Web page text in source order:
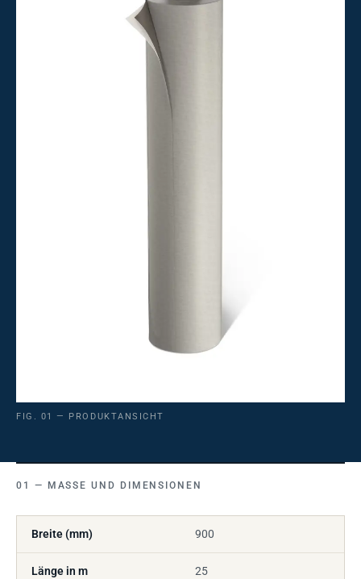
FIG. 01 — PRODUKTANSICHT
MASSE UND DIMENSIONEN
Breite (mm) 900
Länge in m 25